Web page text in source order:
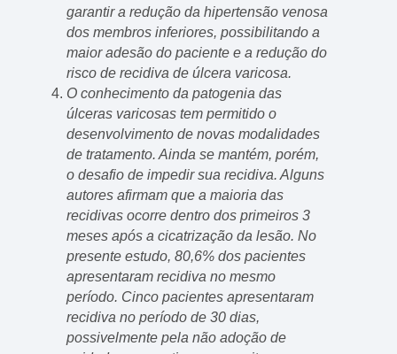
garantir a redução da hipertensão venosa
dos membros inferiores, possibilitando a
maior adesão do paciente e a redução do
risco de recidiva de úlcera varicosa.
O conhecimento da patogenia das
úlceras varicosas tem permitido o
desenvolvimento de novas modalidades
de tratamento. Ainda se mantém, porém,
o desafio de impedir sua recidiva. Alguns
autores afirmam que a maioria das
recidivas ocorre dentro dos primeiros 3
meses após a cicatrização da lesão. No
presente estudo, 80,6% dos pacientes
apresentaram recidiva no mesmo
período. Cinco pacientes apresentaram
recidiva no período de 30 dias,
possivelmente pela não adoção de